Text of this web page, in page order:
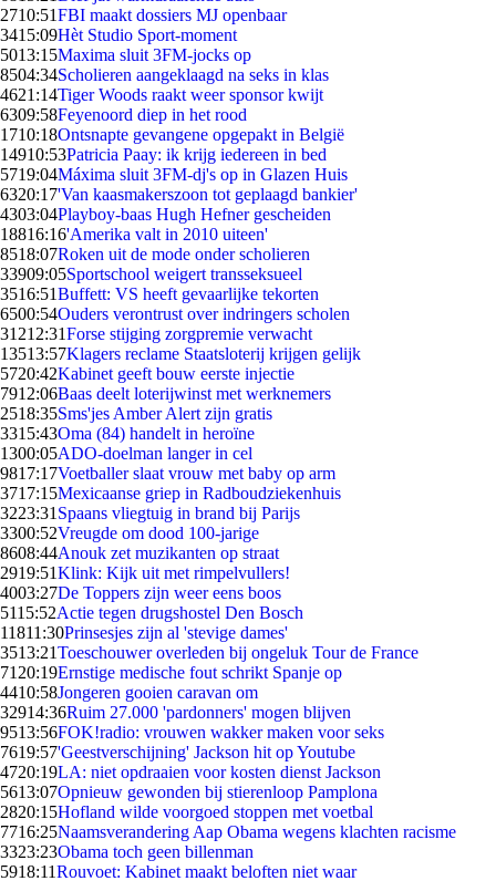
2710:51FBI maakt dossiers MJ openbaar
3415:09Hèt Studio Sport-moment
5013:15Maxima sluit 3FM-jocks op
8504:34Scholieren aangeklaagd na seks in klas
4621:14Tiger Woods raakt weer sponsor kwijt
6309:58Feyenoord diep in het rood
1710:18Ontsnapte gevangene opgepakt in België
14910:53Patricia Paay: ik krijg iedereen in bed
5719:04Máxima sluit 3FM-dj's op in Glazen Huis
6320:17'Van kaasmakerszoon tot geplaagd bankier'
4303:04Playboy-baas Hugh Hefner gescheiden
18816:16'Amerika valt in 2010 uiteen'
8518:07Roken uit de mode onder scholieren
33909:05Sportschool weigert transseksueel
3516:51Buffett: VS heeft gevaarlijke tekorten
6500:54Ouders verontrust over indringers scholen
31212:31Forse stijging zorgpremie verwacht
13513:57Klagers reclame Staatsloterij krijgen gelijk
5720:42Kabinet geeft bouw eerste injectie
7912:06Baas deelt loterijwinst met werknemers
2518:35Sms'jes Amber Alert zijn gratis
3315:43Oma (84) handelt in heroïne
1300:05ADO-doelman langer in cel
9817:17Voetballer slaat vrouw met baby op arm
3717:15Mexicaanse griep in Radboudziekenhuis
3223:31 Spaans vliegtuig in brand bij Parijs
3300:52Vreugde om dood 100-jarige
8608:44Anouk zet muzikanten op straat
2919:51Klink: Kijk uit met rimpelvullers!
4003:27De Toppers zijn weer eens boos
5115:52Actie tegen drugshostel Den Bosch
11811:30Prinsesjes zijn al 'stevige dames'
3513:21Toeschouwer overleden bij ongeluk Tour de France
71 20:19Ernstige medische fout schrikt Spanje op
4410:58Jongeren gooien caravan om
32914:36Ruim 27.000 'pardonners' mogen blijven
9513:56FOK!radio: vrouwen wakker maken voor seks
7619:57'Geestverschijning' Jackson hit op Youtube
4720:19LA: niet opdraaien voor kosten dienst Jackson
5613:07Opnieuw gewonden bij stierenloop Pamplona
2820:15Hofland wilde voorgoed stoppen met voetbal
7716:25Naamsverandering Aap Obama wegens klachten racisme
3323:23Obama toch geen billenman
5918:11Rouvoet: Kabinet maakt beloften niet waar